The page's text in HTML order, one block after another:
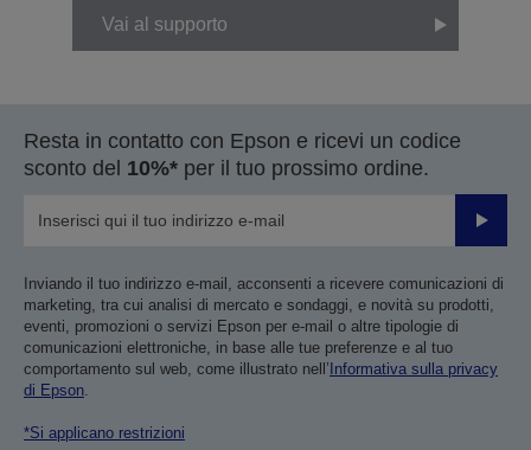
Vai al supporto
Resta in contatto con Epson e ricevi un codice
sconto del 10%* per il tuo prossimo ordine.
Invia
Inviando il tuo indirizzo e-mail, acconsenti a ricevere comunicazioni di
marketing, tra cui analisi di mercato e sondaggi, e novità su prodotti,
eventi, promozioni o servizi Epson per e-mail o altre tipologie di
comunicazioni elettroniche, in base alle tue preferenze e al tuo
comportamento sul web, come illustrato nell’ Informativa sulla privacy
di Epson.
*Si applicano restrizioni